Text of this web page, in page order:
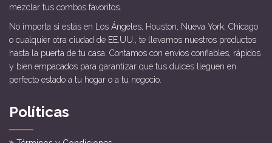
mezclar tus combos favoritos.
No importa si estás en Los Ángeles, Houston, Nueva York, Chicago
o cualquier otra ciudad de EE.UU., te llevamos nuestros productos
hasta la puerta de tu casa. Contamos con envíos confiables, rápidos
y bien empacados para garantizar que tus dulces lleguen en
perfecto estado a tu hogar o a tu negocio.
Políticas